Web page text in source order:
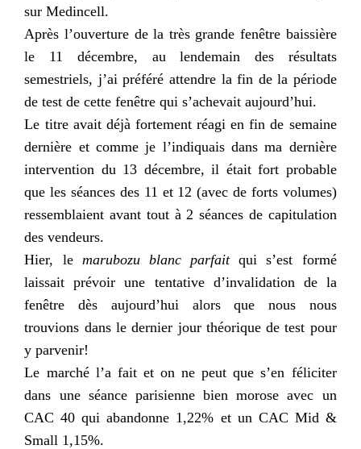
sur Medincell.
Après l’ouverture de la très grande fenêtre baissière
le 11 décembre, au lendemain des résultats
semestriels, j’ai préféré attendre la fin de la période
de test de cette fenêtre qui s’achevait aujourd’hui.
Le titre avait déjà fortement réagi en fin de semaine
dernière et comme je l’indiquais dans ma dernière
intervention du 13 décembre, il était fort probable
que les séances des 11 et 12 (avec de forts volumes)
ressemblaient avant tout à 2 séances de capitulation
des vendeurs.
Hier, le marubozu blanc parfaitqui s’est formé
laissait prévoir une tentative d’invalidation de la
fenêtre dès aujourd’hui alors que nous nous
trouvions dans le dernier jour théorique de test pour
y parvenir!
Le marché l’a fait et on ne peut que s’en féliciter
dans une séance parisienne bien morose avec un
CAC 40 qui abandonne 1,22% et un CAC Mid &
Small 1,15%.